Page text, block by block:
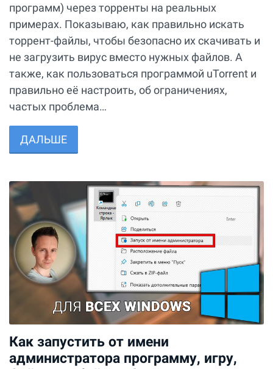
программ) через торренты на реальных
примерах. Показываю, как правильно искать
торрент-файлы, чтобы безопасно их скачивать и
не загрузить вирус вместо нужных файлов. А
также, как пользоваться программой uTorrent и
правильно её настроить, об ограничениях,
частых проблема…
ДАЛЬШЕ
Как запустить от имени
администратора программу, игру,